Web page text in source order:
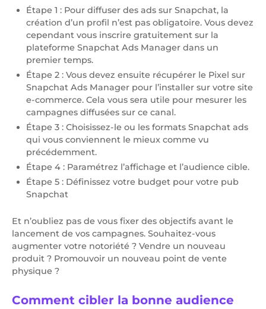
Étape 1 : Pour diffuser des ads sur Snapchat, la
création d’un profil n’est pas obligatoire. Vous devez
cependant vous inscrire gratuitement sur la
plateforme Snapchat Ads Manager dans un
premier temps.
Étape 2 : Vous devez ensuite récupérer le Pixel sur
Snapchat Ads Manager pour l’installer sur votre site
e-commerce. Cela vous sera utile pour mesurer les
campagnes diffusées sur ce canal.
Étape 3 : Choisissez-le ou les formats Snapchat ads
qui vous conviennent le mieux comme vu
précédemment.
Étape 4 : Paramétrez l’affichage et l’audience cible.
Étape 5 : Définissez votre budget pour votre pub
Snapchat
Et n’oubliez pas de vous fixer des objectifs avant le
lancement de vos campagnes. Souhaitez-vous
augmenter votre notoriété ? Vendre un nouveau
produit ? Promouvoir un nouveau point de vente
physique ?
Comment cibler la bonne audience